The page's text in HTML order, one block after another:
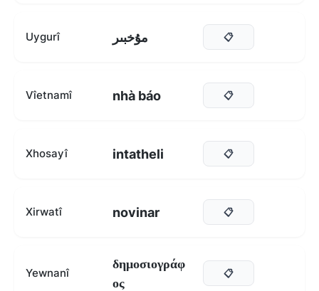
Uygurî مۇخبىر 📋
Vîetnamî nhà báo 📋
Xhosayî intatheli 📋
Xirwatî novinar 📋
Yewnanî
δημοσιογράφ
ος
📋